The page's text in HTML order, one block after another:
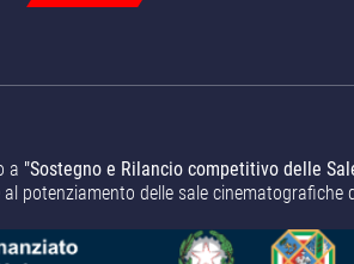
a "Sostegno e Rilancio competitivo delle
potenziamento delle sale cinematografiche